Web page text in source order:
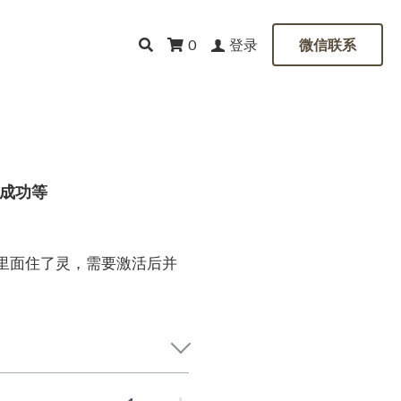
0 登录 微信联系
功等
面住了灵，需要激活后并